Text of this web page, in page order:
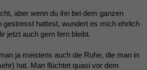
aber wenn du ihn bei dem ganzen
gestresst hattest, wundert es mich ehrlich
jetzt auch gern fern bleibt.
ja meistens auch die Ruhe, die man in
hat. Man flüchtet quasi vor dem